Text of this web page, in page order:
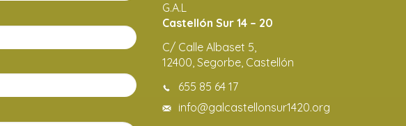
G.A.L
Castellón Sur 14 – 20
C/ Calle Albaset 5,
12400, Segorbe, Castellón
655 85 64 17
info@galcastellonsur1420.org